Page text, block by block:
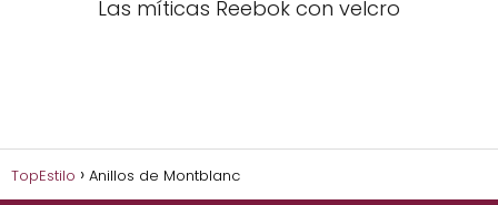
Las míticas Reebok con velcro
TopEstilo Anillos de Montblanc